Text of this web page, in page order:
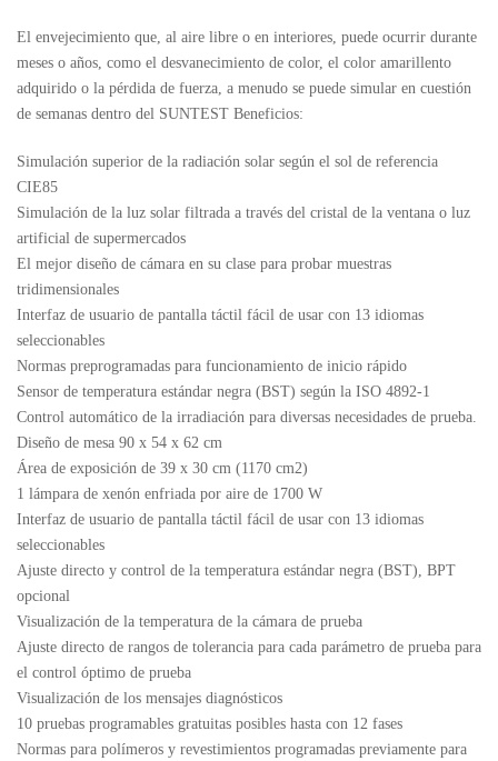
El envejecimiento que, al aire libre o en interiores, puede ocurrir durante
meses o años, como el desvanecimiento de color, el color amarillento
adquirido o la pérdida de fuerza, a menudo se puede simular en cuestión
de semanas dentro del SUNTEST Beneficios:
Simulación superior de la radiación solar según el sol de referencia
CIE85
Simulación de la luz solar filtrada a través del cristal de la ventana o luz
artificial de supermercados
El mejor diseño de cámara en su clase para probar muestras
tridimensionales
Interfaz de usuario de pantalla táctil fácil de usar con 13 idiomas
seleccionables
Normas preprogramadas para funcionamiento de inicio rápido
Sensor de temperatura estándar negra (BST) según la ISO 4892-1
Control automático de la irradiación para diversas necesidades de prueba.
Diseño de mesa 90 x 54 x 62 cm
Área de exposición de 39 x 30 cm (1170 cm2)
1 lámpara de xenón enfriada por aire de 1700 W
Interfaz de usuario de pantalla táctil fácil de usar con 13 idiomas
seleccionables
Ajuste directo y control de la temperatura estándar negra (BST), BPT
opcional
Visualización de la temperatura de la cámara de prueba
Ajuste directo de rangos de tolerancia para cada parámetro de prueba para
el control óptimo de prueba
Visualización de los mensajes diagnósticos
10 pruebas programables gratuitas posibles hasta con 12 fases
Normas para polímeros y revestimientos programadas previamente para